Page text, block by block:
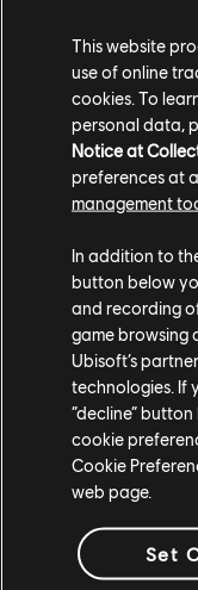
Avatar: Frontiers
diciembre para
para los
detalles sobre el
recomendadas
clanes na'vique te
*No es necesaria
términos y
This website
use of online
cookies. To
personal data,
Notice at
preferences at
management
In addition to
button below
and recording
game browsing
Ubisoft’s
technologies. If
“decline”
cookie
Cookie
web page.
Set